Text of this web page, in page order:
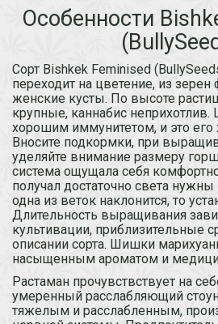
Особенности
Сорт Bishkek Feminised
переходит на цветение, из
женские кусты. По высоте
крупные, каннабис
хорошим иммунитетом, и это его
Вносите подкормки, при
уделяйте внимание размеру
система ощущала себя
получал достаточно света
одна из веток наклонится, то
Длительность выращивания
культивации, приблизительные
описании сорта. Шишки
насыщенным ароматом и
Растаман прочувствствует на
умеренный расслабляющий
тяжелым и расслабленным,